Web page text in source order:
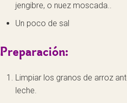
jengibre, o nuez moscada..
Un poco de sal
Preparación:
Limpiar los granos de arroz
leche.